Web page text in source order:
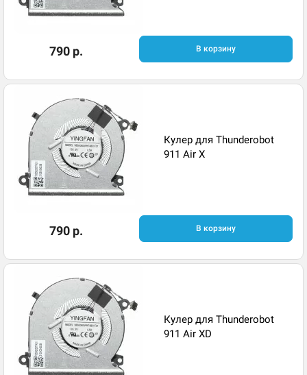
790 р. В корзину
Кулер для Thunderobot
911 Air X
790 р. В корзину
Кулер для Thunderobot
911 Air XD